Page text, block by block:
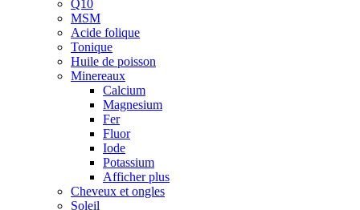
Q10
MSM
Acide folique
Tonique
Huile de poisson
Minereaux
Calcium
Magnesium
Fer
Fluor
Iode
Potassium
Afficher plus
Cheveux et ongles
Soleil